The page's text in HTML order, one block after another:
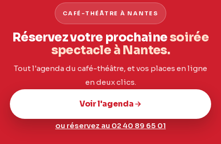
CAFÉ-THÉÂTRE À NANTES
Réservez votre prochainesoirée
spectacle à Nantes.
Tout l'agenda du café-théâtre, et vos places en ligne
en deux clics.
Voir l'agenda
ou réservez au 02 40 89 65 01